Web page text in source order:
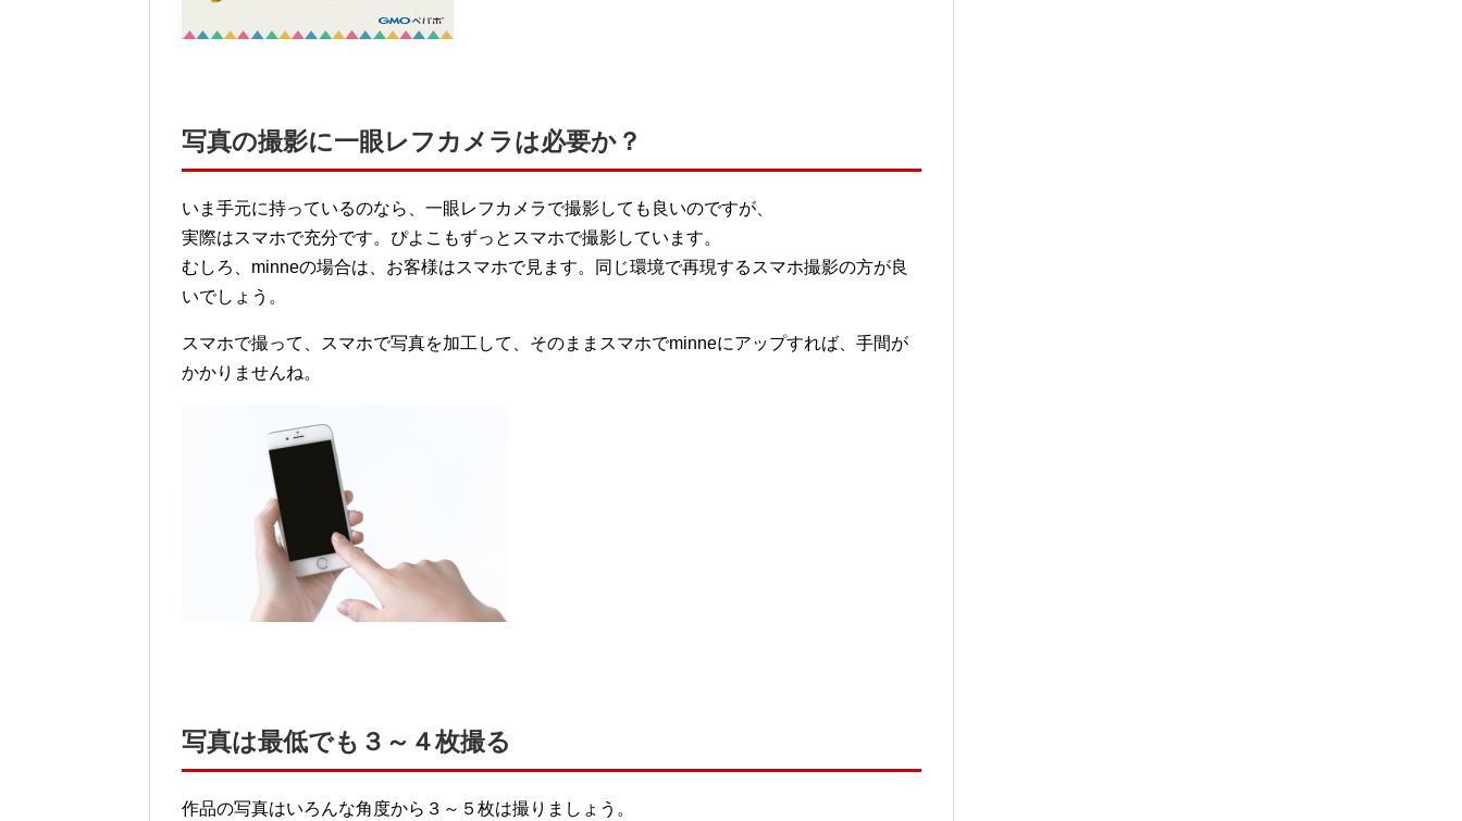
写真の撮影に一眼レフカメラは必要か？
いま手元に持っているのなら、一眼レフカメラで撮影しても良いのですが、
実際はスマホで充分です。ぴよこもずっとスマホで撮影しています。
むしろ、minneの場合は、お客様はスマホで見ます。同じ環境で再現するスマホ撮影の方が良
いでしょう。
スマホで撮って、スマホで写真を加工して、そのままスマホでminneにアップすれば、手間が
かかりませんね。
写真は最低でも３～４枚撮る
作品の写真はいろんな角度から３～５枚は撮りましょう。